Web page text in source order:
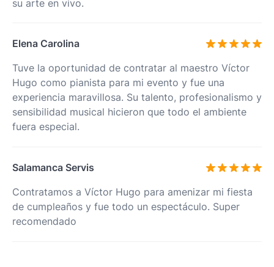
su arte en vivo.
Elena Carolina
Tuve la oportunidad de contratar al maestro Víctor
Hugo como pianista para mi evento y fue una
experiencia maravillosa. Su talento, profesionalismo y
sensibilidad musical hicieron que todo el ambiente
fuera especial.
Salamanca Servis
Contratamos a Víctor Hugo para amenizar mi fiesta
de cumpleaños y fue todo un espectáculo. Super
recomendado